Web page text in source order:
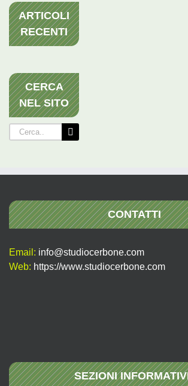
ARTICOLI
RECENTI
CERCA
NEL SITO
Cerca
per:
CONTATTI
Email: info@studiocerbone.com
Web: https://www.studiocerbone.com
SEZIONI